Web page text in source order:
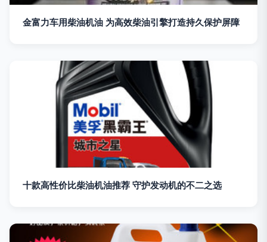
金富力车用柴油机油 为高效柴油引擎打造持久保护屏障
十款高性价比柴油机油推荐 守护发动机的不二之选